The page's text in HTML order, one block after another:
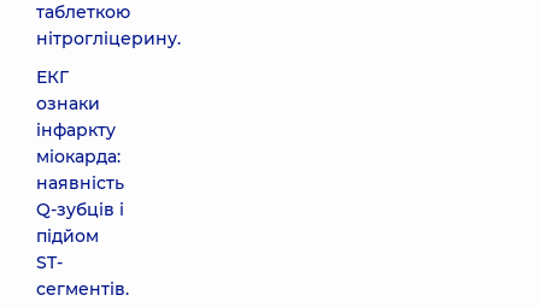
таблеткою
нітрогліцерину.
ЕКГ
ознаки
інфаркту
міокарда:
наявність
Q-зубців і
підйом
ST-
сегментів.